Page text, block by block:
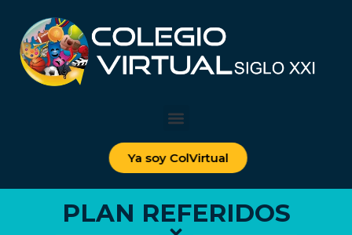
Ya soy ColVirtual
PLAN REFERIDOS